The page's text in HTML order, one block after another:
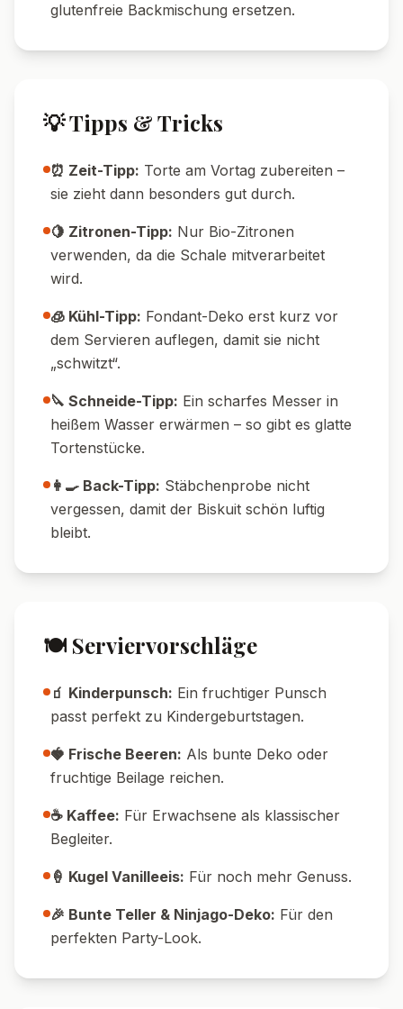
glutenfreie Backmischung ersetzen.
💡 Tipps & Tricks
⏰ Zeit-Tipp: Torte am Vortag zubereiten –
sie zieht dann besonders gut durch.
🍋 Zitronen-Tipp: Nur Bio-Zitronen
verwenden, da die Schale mitverarbeitet
wird.
🧊 Kühl-Tipp: Fondant-Deko erst kurz vor
dem Servieren auflegen, damit sie nicht
„schwitzt“.
🔪 Schneide-Tipp: Ein scharfes Messer in
heißem Wasser erwärmen – so gibt es glatte
Tortenstücke.
👩‍🍳 Back-Tipp: Stäbchenprobe nicht
vergessen, damit der Biskuit schön luftig
bleibt.
🍽️ Serviervorschläge
🧃 Kinderpunsch: Ein fruchtiger Punsch
passt perfekt zu Kindergeburtstagen.
🍓 Frische Beeren: Als bunte Deko oder
fruchtige Beilage reichen.
☕ Kaffee: Für Erwachsene als klassischer
Begleiter.
🍦 Kugel Vanilleeis: Für noch mehr Genuss.
🎉 Bunte Teller & Ninjago-Deko: Für den
perfekten Party-Look.